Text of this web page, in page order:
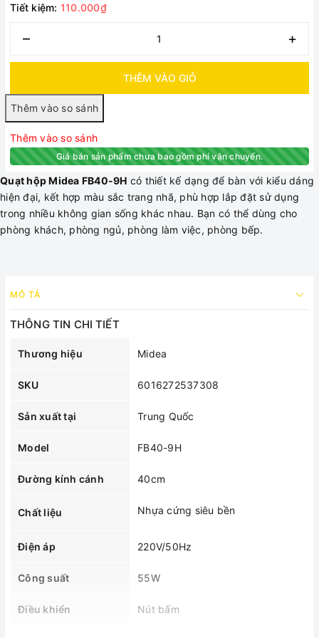
Tiết kiệm: 110.000₫
– +
THÊM VÀO GIỎ
Thêm vào so sánh
Giá bán sản phẩm chưa bao gồm phí vận chuyển.
Quạt hộp Midea FB40-9H có thiết kế dạng để bàn với kiểu dáng
hiện đại, kết hợp màu sắc trang nhã, phù hợp lắp đặt sử dụng
trong nhiều không gian sống khác nhau. Bạn có thể dùng cho
phòng khách, phòng ngủ, phòng làm việc, phòng bếp.
MÔ TẢ
THÔNG TIN CHI TIẾT
Thương hiệu Midea
SKU 6016272537308
Sản xuất tại Trung Quốc
Model FB40-9H
Đường kính cánh 40cm
Chất liệu Nhựa cứng siêu bền
Điện áp 220V/50Hz
Công suất 55W
Điều khiển Nút bấm